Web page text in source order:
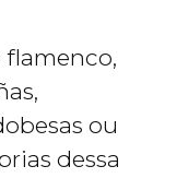
flamenco,
ou
dessa